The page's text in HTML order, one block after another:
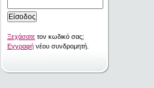
Ξεχάσατε τον κωδικό σας;
Εγγραφή νέου συνδρομητή.